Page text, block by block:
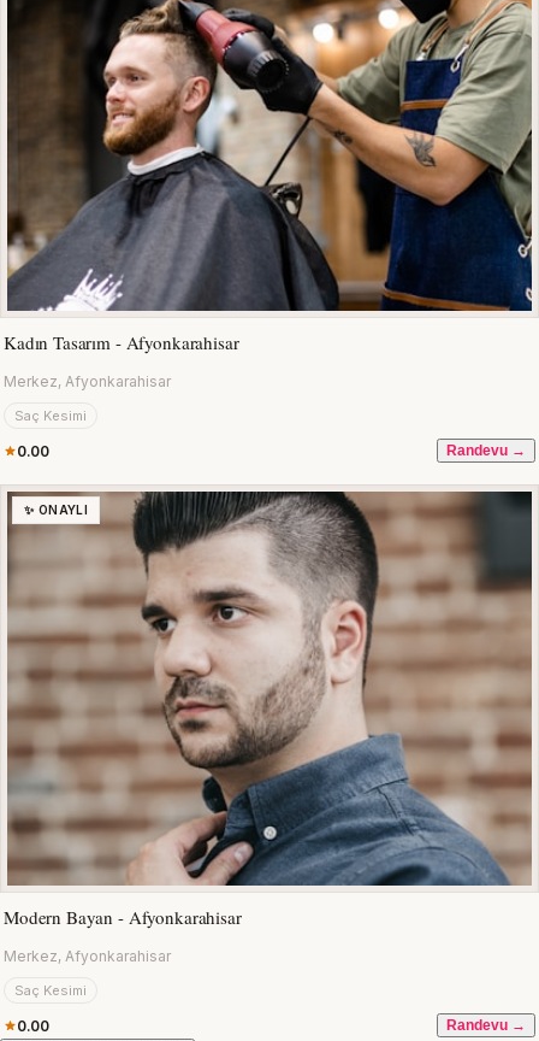
Kadın Tasarım - Afyonkarahisar
Merkez, Afyonkarahisar
Saç Kesimi
0.00 Randevu →
✨ ONAYLI
Modern Bayan - Afyonkarahisar
Merkez, Afyonkarahisar
Saç Kesimi
0.00 Randevu →